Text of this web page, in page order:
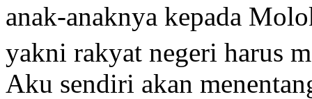
anak-anaknya kepada
yakni rakyat negeri harus
Aku sendiri akan